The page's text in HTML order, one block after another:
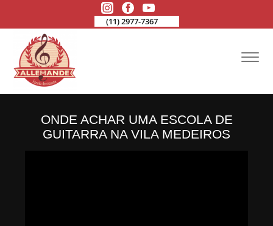
(11) 2977-7367
ONDE ACHAR UMA ESCOLA DE
GUITARRA NA VILA MEDEIROS